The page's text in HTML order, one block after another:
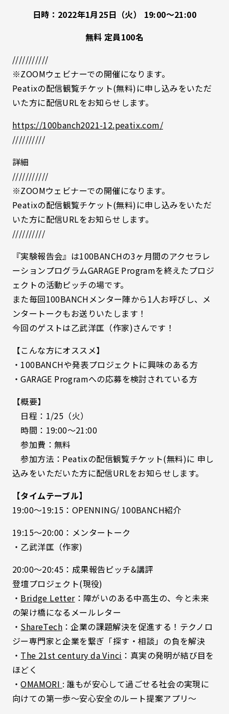
日時：2022年1月25日（火） 19:00〜21:00
無料 定員100名
///////////
※ZOOMウェビナーでの開催になります。
Peatixの配信観覧チケット(無料)に申し込みをいただ
いた方に配信URLをお知らせします。
https://100banch2021-12.peatix.com/
//////////
詳細
///////////
※ZOOMウェビナーでの開催になります。
Peatixの配信観覧チケット(無料)に申し込みをいただ
いた方に配信URLをお知らせします。
//////////
『実験報告会』は100BANCHの3ヶ月間のアクセラレ
ーションプログラムGARAGE Programを終えたプロジ
ェクトの活動ピッチの場です。
また毎回100BANCHメンター陣から1人お呼びし、メ
ンタートークもお送りいたします！
今回のゲストは乙武洋匡（作家)さんです！
【こんな方にオススメ】
・100BANCHや発表プロジェクトに興味のある方
・GARAGE Programへの応募を検討されている方
【概要】
日程：1/25（火）
時間：19:00〜21:00
参加費：無料
参加方法：Peatixの配信観覧チケット(無料)に 申し
込みをいただいた方に配信URLをお知らせします。
【タイムテーブル】
19:00〜19:15：OPENNING/ 100BANCH紹介
19:15〜20:00：メンタートーク
・乙武洋匡（作家)
20:00〜20:45：成果報告ピッチ&講評
登壇プロジェクト(現役)
・ Bridge Letter：障がいのある中高生の、今と未来
の架け橋になるメールレター
・ ShareTech ：企業の課題解決を促進する！テクノロ
ジー専門家と企業を繋ぎ「探す・相談」の負を解決
・ The 21st century da Vinci ：真実の発明が結び目を
ほどく
・OMAMORI : 誰もが安心して過ごせる社会の実現に
向けての第一歩〜安心安全のルート提案アプリ〜